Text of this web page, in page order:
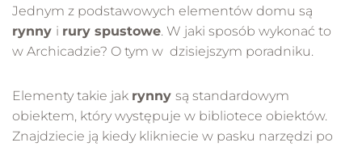
Jednym z podstawowych elementów domu są
rynny i rury spustowe. W jaki sposób wykonać to
w Archicadzie? O tym w dzisiejszym poradniku.
Elementy takie jak rynny są standardowym
obiektem, który występuje w bibliotece obiektów.
Znajdziecie ją kiedy klikniecie w pasku narzędzi po